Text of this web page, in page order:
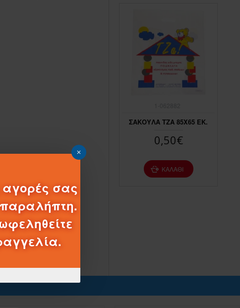
αγορές σας
κάθε
ΣΑΚΟΥΛΑ ΤΖΑ 85Χ65 ΕΚ.
0,50€
ΚΑΛΆΘΙ